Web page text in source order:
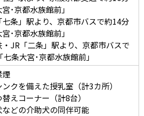
宮･京都水族館前」
七条」駅より、京都市バスで約14分
宮･京都水族館前」
・JR「二条」駅より、京都市バスで
条大宮･京都水族館前」
煙
ンクを備えた授乳室（計3カ所）
替えコーナー（計8台）
などの介助犬の同伴可能